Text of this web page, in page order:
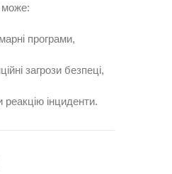
може:
програми,
загрози безпеці,
реакцію інциденти.